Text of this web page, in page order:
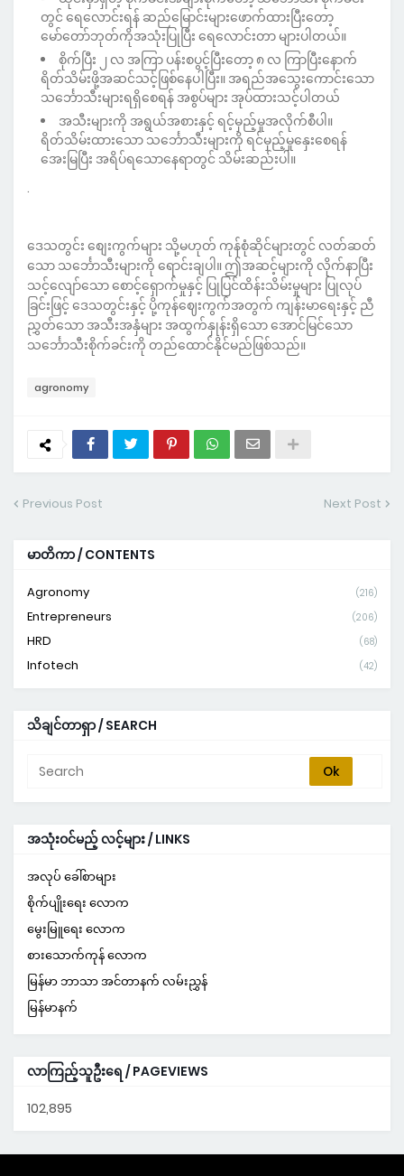
တွင် ရေလောင်းရန် ဆည်မြောင်းများဖောက်ထားပြီးတော့
မော်တော်ဘုတ်ကိုအသုံးပြုပြီး ရေလောင်းတာ များပါတယ်။
စိုက်ပြီး ၂ လ အကြာ ပန်းစပွင့်ပြီးတော့ ၈ လ ကြာပြီးနောက်
ရိတ်သိမ်းဖို့အဆင်သင့်ဖြစ်နေပါပြီး။ အရည်အသွေးကောင်းသော
သင်္ဘောသီးများရရှိစေရန် အစွပ်များ အုပ်ထားသင့်ပါတယ်
အသီးများကို အရွယ်အစားနှင့် ရင့်မှည့်မှုအလိုက်စီပါ။
ရိတ်သိမ်းထားသော သင်္ဘောသီးများကို ရင်မှည့်မှုနှေးစေရန်
အေးမြပြီး အရိပ်ရသောနေရာတွင် သိမ်းဆည်းပါ။
.
ဒေသတွင်း စျေးကွက်များ သို့မဟုတ် ကုန်စုံဆိုင်များတွင် လတ်ဆတ်
သော သင်္ဘောသီးများကို ရောင်းချပါ။ ဤအဆင့်များကို လိုက်နာပြီး
သင့်လျော်သော စောင့်ရှောက်မှုနှင့် ပြုပြင်ထိန်းသိမ်းမှုများ ပြုလုပ်
ခြင်းဖြင့် ဒေသတွင်းနှင့် ပို့ကုန်ဈေးကွက်အတွက် ကျန်းမာရေးနှင့် ညီ
ညွှတ်သော အသီးအနှံများ အထွက်နှုန်းရှိသော အောင်မြင်သော
သင်္ဘောသီးစိုက်ခင်းကို တည်ထောင်နိုင်မည်ဖြစ်သည်။
agronomy
Previous Post Next Post
မာတိကာ / CONTENTS
Agronomy (216)
Entrepreneurs (206)
HRD (68)
Infotech (42)
သိချင်တာရှာ / SEARCH
အသုံးဝင်မည့် လင့်များ / LINKS
အလုပ် ခေါ်စာများ
စိုက်ပျိုးရေး လောက
မွေးမြူရေး လောက
စားသောက်ကုန် လောက
မြန်မာ ဘာသာ အင်တာနက် လမ်းညွှန်
မြန်မာနက်
လာကြည့်သူဦးရေ / PAGEVIEWS
102,895